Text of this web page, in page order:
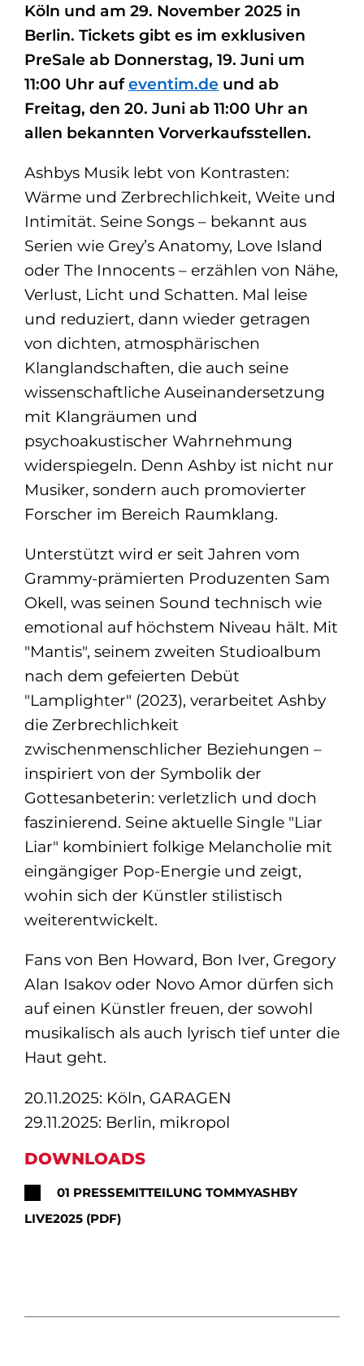
Köln und am 29. November 2025 in
Berlin. Tickets gibt es im exklusiven
PreSale ab Donnerstag, 19. Juni um
11:00 Uhr aufeventim.de und ab
Freitag, den 20. Juni ab 11:00 Uhr an
allen bekannten Vorverkaufsstellen.
Ashbys Musik lebt von Kontrasten:
Wärme und Zerbrechlichkeit, Weite und
Intimität. Seine Songs – bekannt aus
Serien wie Grey’s Anatomy, Love Island
oder The Innocents – erzählen von Nähe,
Verlust, Licht und Schatten. Mal leise
und reduziert, dann wieder getragen
von dichten, atmosphärischen
Klanglandschaften, die auch seine
wissenschaftliche Auseinandersetzung
mit Klangräumen und
psychoakustischer Wahrnehmung
widerspiegeln. Denn Ashby ist nicht nur
Musiker, sondern auch promovierter
Forscher im Bereich Raumklang.
Unterstützt wird er seit Jahren vom
Grammy-prämierten Produzenten Sam
Okell, was seinen Sound technisch wie
emotional auf höchstem Niveau hält. Mit
"Mantis", seinem zweiten Studioalbum
nach dem gefeierten Debüt
"Lamplighter" (2023), verarbeitet Ashby
die Zerbrechlichkeit
zwischenmenschlicher Beziehungen –
inspiriert von der Symbolik der
Gottesanbeterin: verletzlich und doch
faszinierend. Seine aktuelle Single "Liar
Liar" kombiniert folkige Melancholie mit
eingängiger Pop-Energie und zeigt,
wohin sich der Künstler stilistisch
weiterentwickelt.
Fans von Ben Howard, Bon Iver, Gregory
Alan Isakov oder Novo Amor dürfen sich
auf einen Künstler freuen, der sowohl
musikalisch als auch lyrisch tief unter die
Haut geht.
20.11.2025: Köln, GARAGEN
29.11.2025: Berlin, mikropol
DOWNLOADS
01 PRESSEMITTEILUNG TOMMYASHBY
LIVE2025 (PDF)